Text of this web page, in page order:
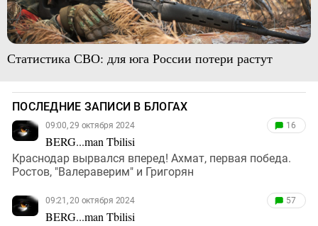
Статистика СВО: для юга России потери растут
ПОСЛЕДНИЕ ЗАПИСИ В БЛОГАХ
09:00, 29 октября 2024
BERG...man Tbilisi
16
Краснодар вырвался вперед! Ахмат, первая победа.
Ростов, "Валераверим" и Григорян
09:21, 20 октября 2024
BERG...man Tbilisi
57